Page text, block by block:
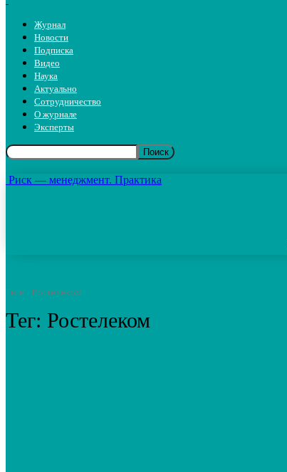
Журнал
Новости
Подписка
Видео
Наука
Актуально
Сотрудничество
О журнале
Эксперты
Риск — менеджмент. Практика
Теги Ростелеком
Тег: Ростелеком